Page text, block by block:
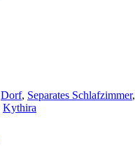
Dorf, Separates Schlafzimmer,
Kythira